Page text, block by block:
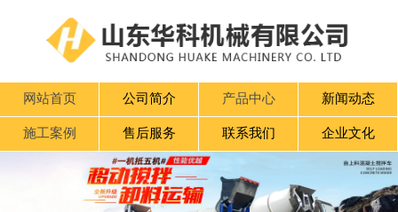
网站首页 公司简介 产品中心 新闻动态
施工案例 售后服务 联系我们 企业文化